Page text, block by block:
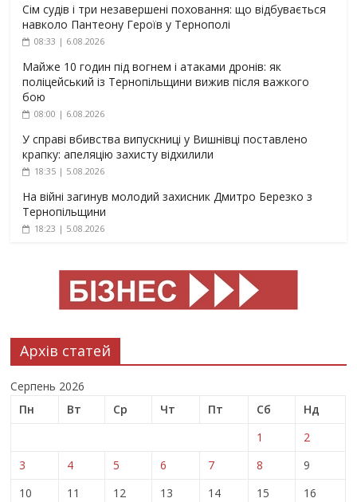
Сім судів і три незавершені поховання: що відбувається
навколо Пантеону Героїв у Тернополі
08:33 | 6.08.2026
Майже 10 годин під вогнем і атаками дронів: як
поліцейський із Тернопільщини вижив після важкого
бою
08:00 | 6.08.2026
У справі вбивства випускниці у Вишнівці поставлено
крапку: апеляцію захисту відхилили
18:35 | 5.08.2026
На війні загинув молодий захисник Дмитро Березко з
Тернопільщини
18:23 | 5.08.2026
Архів статей
Серпень 2026
Пн
Вт Ср Чт Пт Сб
Нд
1
2
3
4 5 6 7 8
9
10
11 12 13 14 15
16